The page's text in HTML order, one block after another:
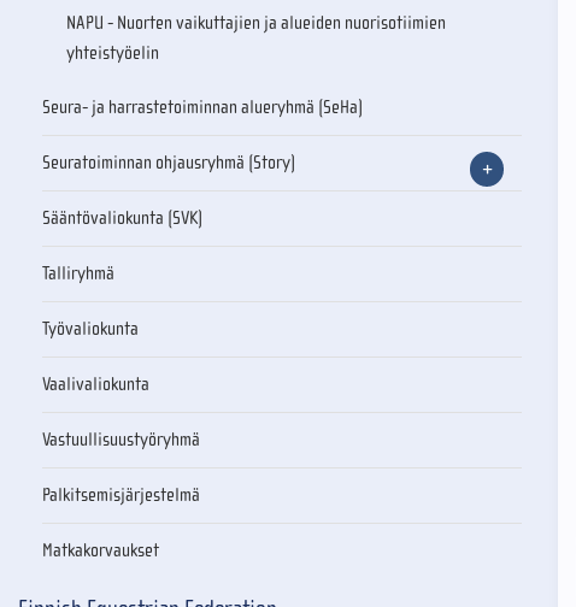
NAPU - Nuorten vaikuttajien ja alueiden nuorisotiimien
yhteistyöelin
Seura- ja harrastetoiminnan alueryhmä (SeHa)
Seuratoiminnan ohjausryhmä (Story)
Sääntövaliokunta (SVK)
Talliryhmä
Työvaliokunta
Vaalivaliokunta
Vastuullisuustyöryhmä
Palkitsemisjärjestelmä
Matkakorvaukset